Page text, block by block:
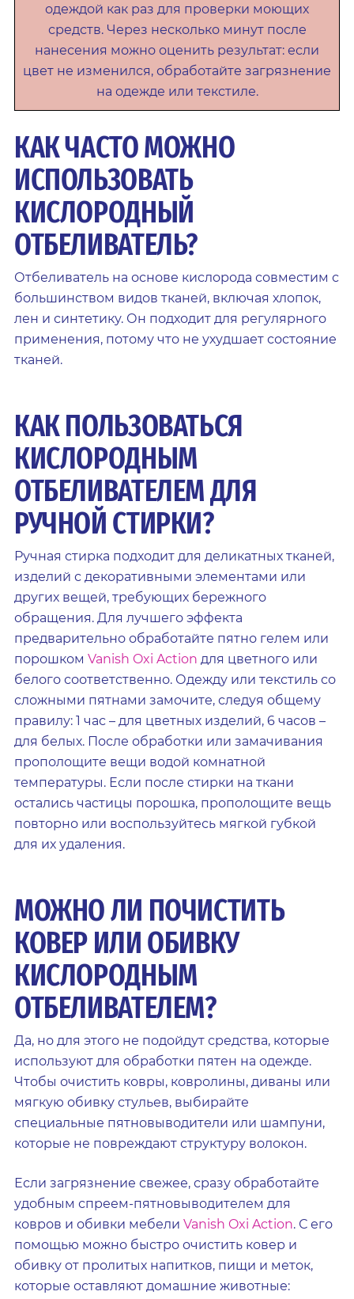
одеждой как раз для проверки моющих
средств. Через несколько минут после
нанесения можно оценить результат: если
цвет не изменился, обработайте загрязнение
на одежде или текстиле.
КАК ЧАСТО МОЖНО
ИСПОЛЬЗОВАТЬ
КИСЛОРОДНЫЙ
ОТБЕЛИВАТЕЛЬ?
Отбеливатель на основе кислорода совместим с
большинством видов тканей, включая хлопок,
лен и синтетику. Он подходит для регулярного
применения, потому что не ухудшает состояние
тканей.
КАК ПОЛЬЗОВАТЬСЯ
КИСЛОРОДНЫМ
ОТБЕЛИВАТЕЛЕМ ДЛЯ
РУЧНОЙ СТИРКИ?
Ручная стирка подходит для деликатных тканей,
изделий с декоративными элементами или
других вещей, требующих бережного
обращения. Для лучшего эффекта
предварительно обработайте пятно гелем или
порошком Vanish Oxi Action для цветного или
белого соответственно. Одежду или текстиль со
сложными пятнами замочите, следуя общему
правилу: 1 час – для цветных изделий, 6 часов –
для белых. После обработки или замачивания
прополощите вещи водой комнатной
температуры. Если после стирки на ткани
остались частицы порошка, прополощите вещь
повторно или воспользуйтесь мягкой губкой
для их удаления.
МОЖНО ЛИ ПОЧИСТИТЬ
КОВЕР ИЛИ ОБИВКУ
КИСЛОРОДНЫМ
ОТБЕЛИВАТЕЛЕМ?
Да, но для этого не подойдут средства, которые
используют для обработки пятен на одежде.
Чтобы очистить ковры, ковролины, диваны или
мягкую обивку стульев, выбирайте
специальные пятновыводители или шампуни,
которые не повреждают структуру волокон.
Если загрязнение свежее, сразу обработайте
удобным спреем-пятновыводителем для
ковров и обивки мебели Vanish Oxi Action. С его
помощью можно быстро очистить ковер и
обивку от пролитых напитков, пищи и меток,
которые оставляют домашние животные: